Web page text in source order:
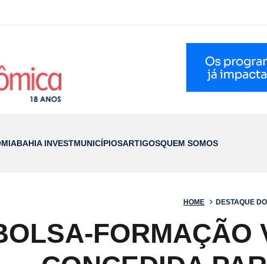
BAHIA INVESTMUNICÍPIOSARTIGOSQUEM SOMOS
HOME DESTAQUE
FORMAÇÃO